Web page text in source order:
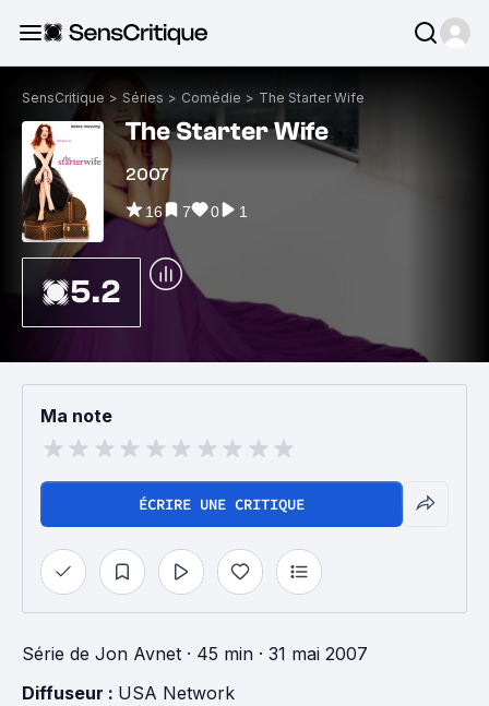
SensCritique > Séries > Comédie > The Starter Wife
The Starter Wife
2007
16 7 0 1
5.2
Ma note
ÉCRIRE UNE CRITIQUE
Série de Jon Avnet · 45 min · 31 mai 2007
Diffuseur : USA Network